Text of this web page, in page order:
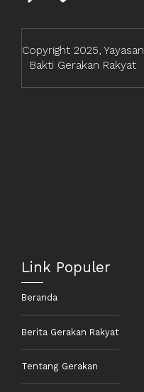
Copyright 2025, Yayasan
Bakti Gerakan Rakyat
Link Populer
Beranda
Berita Gerakan Rakyat
Tentang Gerakan